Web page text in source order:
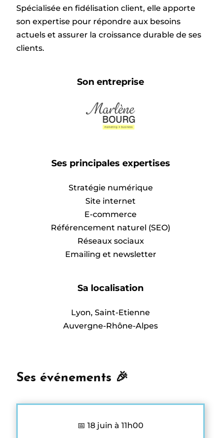
Spécialisée en fidélisation client, elle apporte
son expertise pour répondre aux besoins
actuels et assurer la croissance durable de ses
clients.
Son entreprise
Ses principales expertises
Stratégie numérique
Site internet
E-commerce
Référencement naturel (SEO)
Réseaux sociaux
Emailing et newsletter
Sa localisation
Lyon, Saint-Etienne
Auvergne-Rhône-Alpes
Ses événements 🎉
📅 18 juin à 11h00